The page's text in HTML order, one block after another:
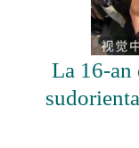
La 16-an